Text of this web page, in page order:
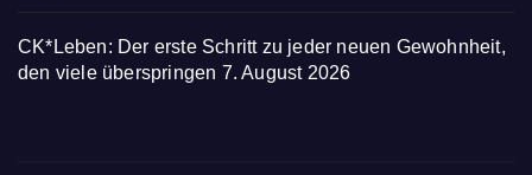
CK*Leben: Der erste Schritt zu jeder neuen Gewohnheit,
den viele überspringen 7. August 2026